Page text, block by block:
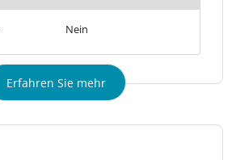
Nein
Erfahren Sie mehr